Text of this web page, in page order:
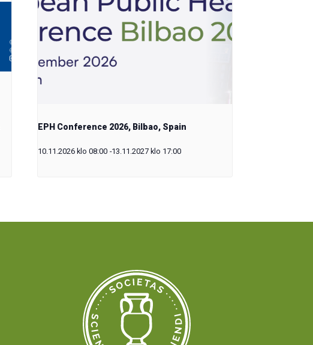
EPH Conference 2026, Bilbao, Spain
10.11.2026 klo 08:00 -13.11.2027 klo 17:00